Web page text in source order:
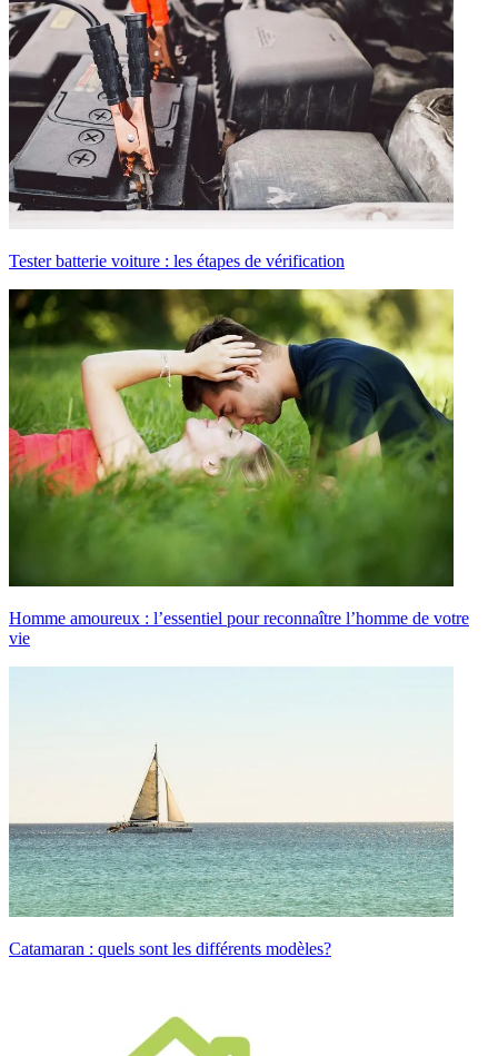
Tester batterie voiture : les étapes de vérification
Homme amoureux : l’essentiel pour reconnaître l’homme de votre
vie
Catamaran : quels sont les différents modèles?